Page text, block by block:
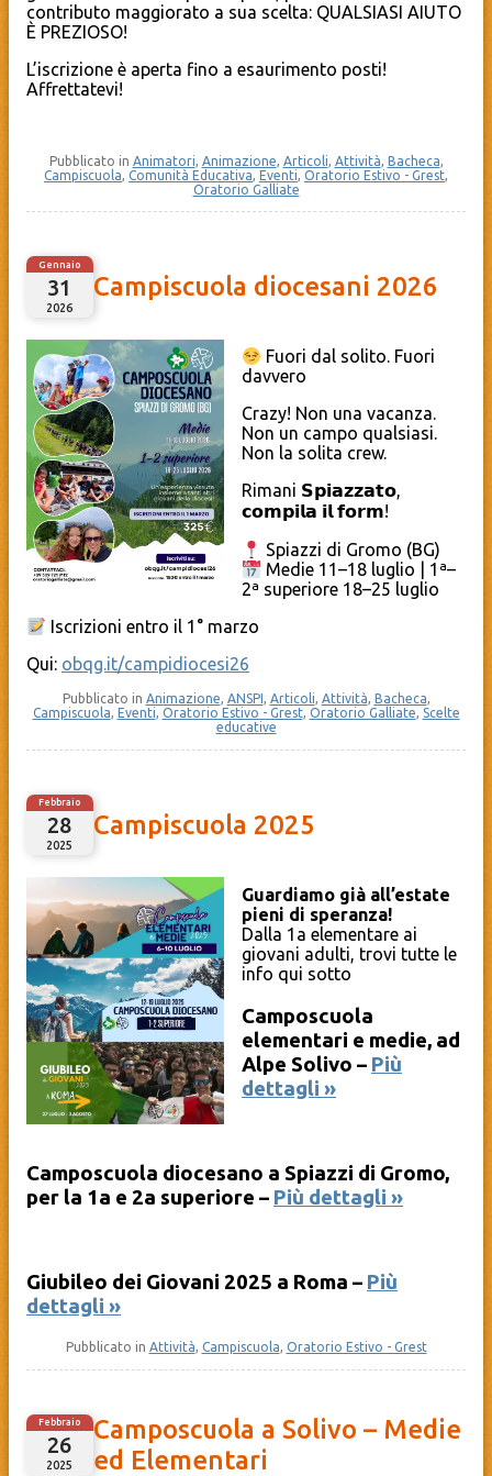
contributo maggiorato a sua scelta: QUALSIASI AIUTO
È PREZIOSO!
L’iscrizione è aperta fino a esaurimento posti!
Affrettatevi!
Pubblicato in Animatori Animazione Articoli Attività Bacheca
Campiscuola Comunità Educativa Eventi Oratorio Estivo - Grest
Oratorio Galliate
Gennaio
31
2026
Campiscuola diocesani 2026
Fuori dal solito. Fuori
davvero
Crazy! Non una vacanza.
Non un campo qualsiasi.
Non la solita crew.
Rimani 𝗦𝗽𝗶𝗮𝘇𝘇𝗮𝘁𝗼,
𝗰𝗼𝗺𝗽𝗶𝗹𝗮 𝗶𝗹 𝗳𝗼𝗿𝗺!
Spiazzi di Gromo (BG)
Medie 11–18 luglio | 1ª–
2ª superiore 18–25 luglio
Iscrizioni entro il 1° marzo
Qui: obqg.it/campidiocesi26
Pubblicato in Animazione, ANSPI , Articoli, Attività, Bacheca,
Campiscuola, Eventi, Oratorio Estivo - Grest, Oratorio Galliate, Scelte
educative
Febbraio
28
2025
Campiscuola 2025
Guardiamo già all’estate
pieni di speranza!
Dalla 1a elementare ai
giovani adulti, trovi tutte le
info qui sotto
Camposcuola
elementari e medie, ad
Alpe Solivo – Più
dettagli »
Camposcuola diocesano a Spiazzi di Gromo,
per la 1a e 2a superiore – Più dettagli »
Giubileo dei Giovani 2025 a Roma – Più
dettagli »
Pubblicato in Attività, Campiscuola, Oratorio Estivo - Grest
Febbraio
26
2025
Camposcuola a Solivo – Medie
ed Elementari